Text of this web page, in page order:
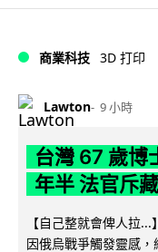
商業科技 3D 打印
Lawton 9 小時
台灣 67 歲博
年半 法官斥
【自己整就會俾人拉
因俄烏戰爭觸發靈感